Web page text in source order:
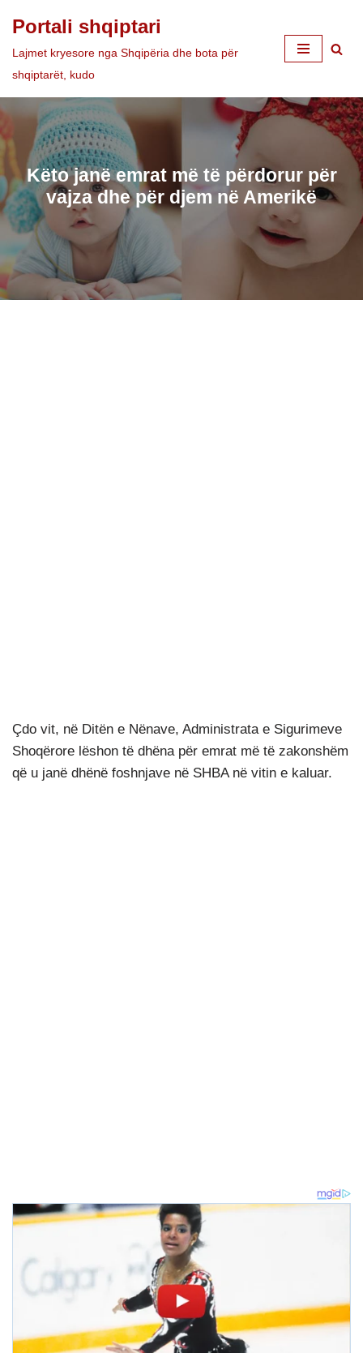
Skip
to
Portali shqiptari
Lajmet kryesore nga Shqipëria dhe bota për
shqiptarët, kudo
Këto janë emrat më të përdorur për
vajza dhe për djem në Amerikë
Çdo vit, në Ditën e Nënave, Administrata e Sigurimeve
Shoqërore lëshon të dhëna për emrat më të zakonshëm
që u janë dhënë foshnjave në SHBA në vitin e kaluar.